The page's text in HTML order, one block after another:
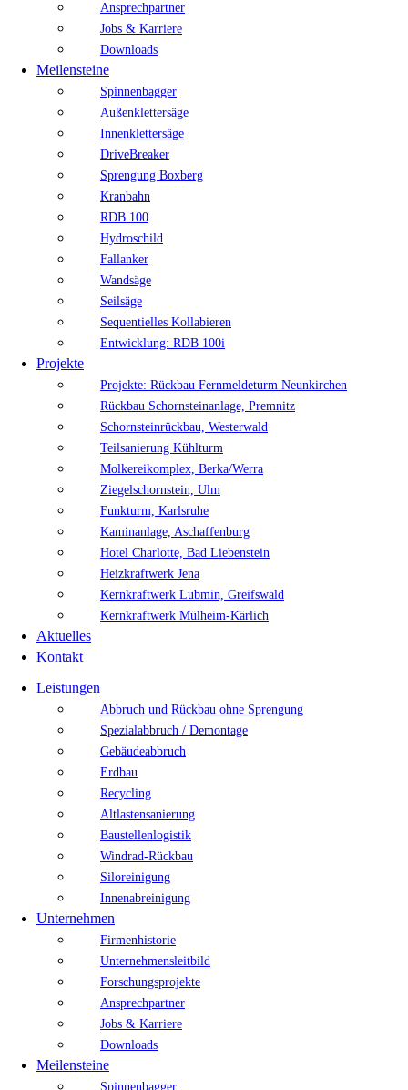
Ansprechpartner
Jobs & Karriere
Downloads
Meilensteine
Spinnenbagger
Außenklettersäge
Innenklettersäge
DriveBreaker
Sprengung Boxberg
Kranbahn
RDB 100
Hydroschild
Fallanker
Wandsäge
Seilsäge
Sequentielles Kollabieren
Entwicklung: RDB 100i
Projekte
Projekte: Rückbau Fernmeldeturm Neunkirchen
Rückbau Schornsteinanlage, Premnitz
Schornsteinrückbau, Westerwald
Teilsanierung Kühlturm
Molkereikomplex, Berka/Werra
Ziegelschornstein, Ulm
Funkturm, Karlsruhe
Kaminanlage, Aschaffenburg
Hotel Charlotte, Bad Liebenstein
Heizkraftwerk Jena
Kernkraftwerk Lubmin, Greifswald
Kernkraftwerk Mülheim-Kärlich
Aktuelles
Kontakt
Leistungen
Abbruch und Rückbau ohne Sprengung
Spezialabbruch / Demontage
Gebäudeabbruch
Erdbau
Recycling
Altlastensanierung
Baustellenlogistik
Windrad-Rückbau
Siloreinigung
Innenabreinigung
Unternehmen
Firmenhistorie
Unternehmensleitbild
Forschungsprojekte
Ansprechpartner
Jobs & Karriere
Downloads
Meilensteine
Spinnenbagger